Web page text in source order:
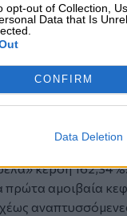
opt-out of Collection,
Data that Is
CONFIRM
Data Deletion
ο διάσημος
επενδυτής
Templeton
ευκαιριών
αγορών, όπως τον
…βοήθησε να
κέρδη
πρώτα αμοιβαία